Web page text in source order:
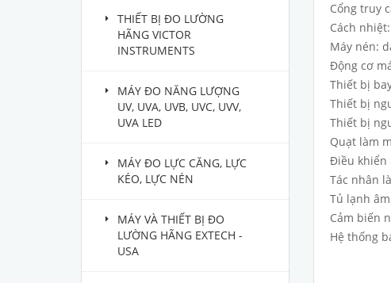
THIẾT BỊ ĐO LƯỜNG
HÃNG VICTOR
INSTRUMENTS
MÁY ĐO NĂNG LƯỢNG
UV, UVA, UVB, UVC, UVV,
UVA LED
MÁY ĐO LỰC CĂNG, LỰC
KÉO, LỰC NÉN
MÁY VÀ THIẾT BỊ ĐO
LƯỜNG HÃNG EXTECH -
USA
Cổng truy
Cách
Máy nén:
Động cơ
Thiết bị
Thiết bị
Thiết bị
Quạt làm
Điều khiển
Tác nhân
Tủ lạnh
Cảm biến
Hệ thống